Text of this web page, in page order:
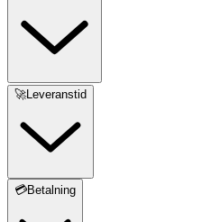
🚀Leveranstid
💳Betalning